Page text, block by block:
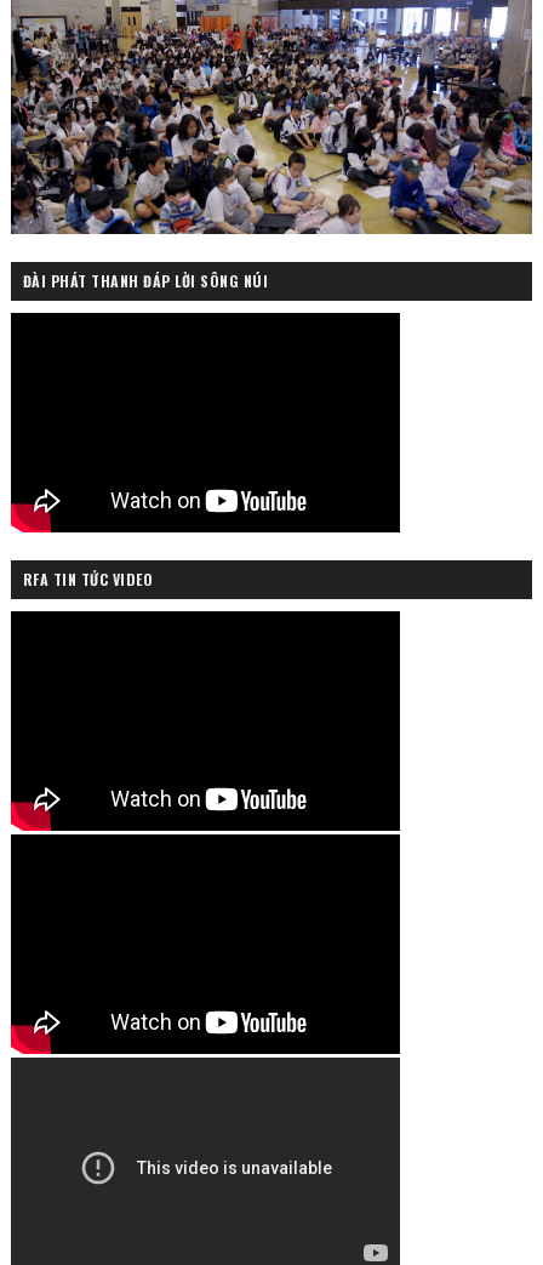
ĐÀI PHÁT THANH ĐÁP LỜI SÔNG NÚI
RFA TIN TỨC VIDEO